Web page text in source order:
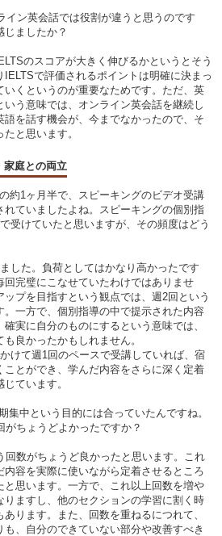
ン英会話では役割が違うと思うのです
じましたか？
のスコアが大きく伸びるかというとそう
で評価されるポイントは明確に決まっ
くというのが重要なためです。ただ、英
う意味では、オンライン英会話を継続し
を話す機会が、今までなかったので、そ
と思います。
家庭との両立
約1ヶ月半で、スピーキングのビデオ受講
れていましたよね。スピーキングの個別指
受けていたと思いますが、その頻度はどう
した。負荷としてはかなり高かったです
回完璧にこなせていたわけではありませ
プを目指すという観点では、週2回という
一方で、個別指導の中で提示された内容
実に自分のものにするという意味では、
良かったかもしれません。
けて週1回のペースで受講していれば、宿
ことができ、学んだ内容をさらに深く定着
ています。
中という目的には合っていたんですね。
ちょうどよかったですか？
回数がちょうど良かったと思います。これ
容を実際に使いながら定着させるところ
と思います。一方で、これ以上回数を増や
ますし、他のセクションの学習に割く時
ります。また、回数を重ねるにつれて、
、自分のできていない部分や改善すべき